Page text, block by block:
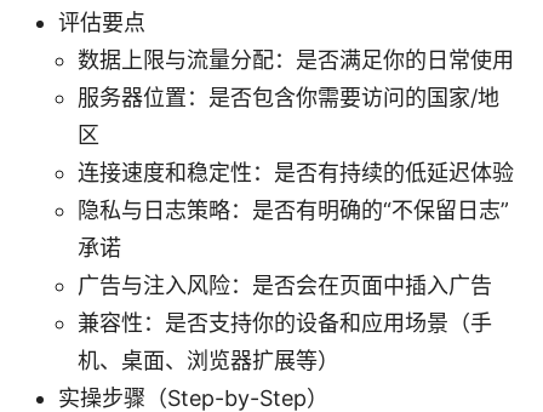
评估要点
数据上限与流量分配：是否满足你的日常使用
服务器位置：是否包含你需要访问的国家/地
区
连接速度和稳定性：是否有持续的低延迟体验
隐私与日志策略：是否有明确的“不保留日志”
承诺
广告与注入风险：是否会在页面中插入广告
兼容性：是否支持你的设备和应用场景（手
机、桌面、浏览器扩展等）
实操步骤（Step-by-Step）